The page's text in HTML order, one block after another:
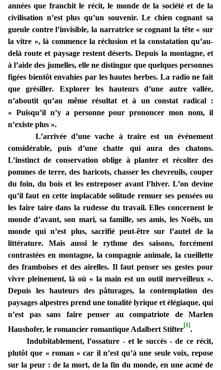
années que franchit le récit, le monde de la société et de la
civilisation n’est plus qu’un souvenir. Le chien cognant sa
gueule contre l’invisible, la narratrice se cognant la tête « sur
la vitre », là commence la réclusion et la constatation qu’au-
delà route et paysage restent déserts. Depuis la montagne, et
à l’aide des jumelles, elle ne distingue que quelques personnes
figées bientôt envahies par les hautes herbes. La radio ne fait
que grésiller. Explorer les hauteurs d’une autre vallée,
n’aboutit qu’au même résultat et à un constat radical :
« Puisqu’il n’y a personne pour prononcer mon nom, il
n’existe plus ».
L’arrivée d’une vache à traire est un événement
considérable, puis d’une chatte qui aura des chatons.
L’instinct de conservation oblige à planter et récolter des
pommes de terre, des haricots, chasser les chevreuils, couper
du foin, du bois et les entreposer avant l’hiver. L’on devine
qu’il faut en cette implacable solitude remuer ses pensées ou
les faire taire dans la rudesse du travail. Elles concernent le
monde d’avant, son mari, sa famille, ses amis, les Noëls, un
monde qui n’est plus, sacrifié peut-être sur l’autel de la
littérature. Mais aussi le rythme des saisons, forcément
contrastées en montagne, la compagnie animale, la cueillette
des framboises et des airelles. Il faut penser ses gestes pour
vivre pleinement, là où « la main est un outil merveilleux ».
Depuis les hauteurs des pâturages, la contemplation des
paysages alpestres prend une tonalité lyrique et élégiaque, qui
n’est pas sans faire penser au compatriote de Marlen
Haushofer, le romancier romantique Adalbert Stifter[1].
Indubitablement, l’ossature - et le succès - de ce récit,
plutôt que « roman » car il n’est qu’à une seule voix, repose
sur la peur : de la mort, de la fin du monde, en une acmé de